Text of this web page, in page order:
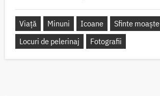
Viață Minuni Icoane
Sfinte moaște
Locuri de pelerinaj
Fotografii